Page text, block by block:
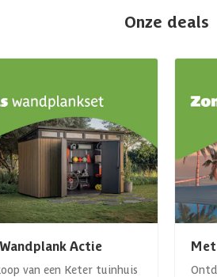
Onze deals
Actie
van een Keter tuinhuis